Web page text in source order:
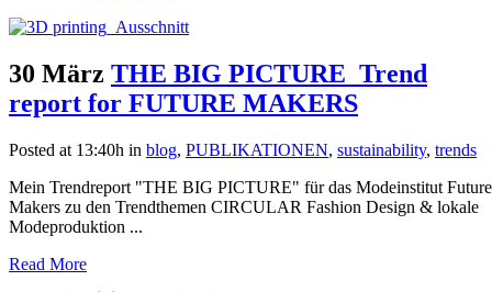
30 März THE BIG PICTURE_Trend
report for FUTURE MAKERS
Posted at 13:40h in blog, PUBLIKATIONEN, sustainability, trends
Mein Trendreport "THE BIG PICTURE" für das Modeinstitut Future
Makers zu den Trendthemen CIRCULAR Fashion Design & lokale
Modeproduktion ...
Read More